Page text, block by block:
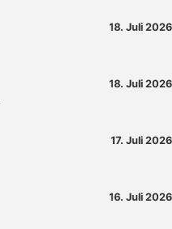
18. Juli 2026
18. Juli 2026
17. Juli 2026
16. Juli 2026